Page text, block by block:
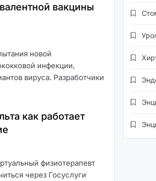
вакцины
новой
инфекции,
вируса. Разработчики
как работает
физиотерапевт
через Госуслуги